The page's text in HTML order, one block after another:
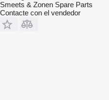
Smeets & Zonen Spare Parts
Contacte con el vendedor